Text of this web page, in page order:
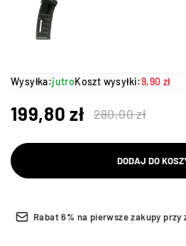
Wysyłka:jutroKoszt wysyłki:9,90 zł
280,00zł
199,80zł
DODAJ DO
Rabat 6% na pierwsze zakupy